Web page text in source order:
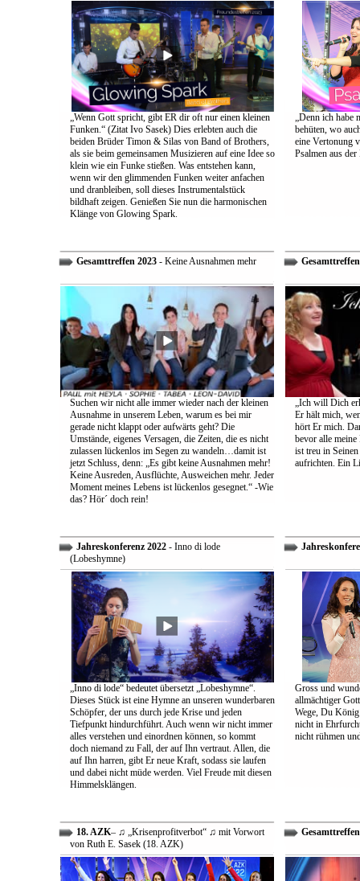
„Wenn Gott spricht, gibt ER dir oft nur einen kleinen
Funken.“ (Zitat Ivo Sasek) Dies erlebten auch die
beiden Brüder Timon & Silas von Band of Brothers,
als sie beim gemeinsamen Musizieren auf eine Idee so
klein wie ein Funke stießen. Was entstehen kann,
wenn wir den glimmenden Funken weiter anfachen
und dranbleiben, soll dieses Instrumentalstück
bildhaft zeigen. Genießen Sie nun die harmonischen
Klänge von Glowing Spark.
„Denn ich habe
behüten, wo
eine Vertonung
Psalmen aus
Gesamttreffen 2023- Keine Ausnahmen mehr
Suchen wir nicht alle immer wieder nach der kleinen
Ausnahme in unserem Leben, warum es bei mir
gerade nicht klappt oder aufwärts geht? Die
Umstände, eigenes Versagen, die Zeiten, die es nicht
zulassen lückenlos im Segen zu wandeln…damit ist
jetzt Schluss, denn: „Es gibt keine Ausnahmen mehr!
Keine Ausreden, Ausflüchte, Ausweichen mehr. Jeder
Moment meines Lebens ist lückenlos gesegnet.“ -Wie
das? Hör´ doch rein!
„Ich will Dich
Er hält mich,
hört Er mich.
bevor alle
ist treu in
aufrichten. Ein
Jahreskonferenz 2022- Inno di lode
(Lobeshymne)
„Inno di lode“ bedeutet übersetzt „Lobeshymne“.
Dieses Stück ist eine Hymne an unseren wunderbaren
Schöpfer, der uns durch jede Krise und jeden
Tiefpunkt hindurchführt. Auch wenn wir nicht immer
alles verstehen und einordnen können, so kommt
doch niemand zu Fall, der auf Ihn vertraut. Allen, die
auf Ihn harren, gibt Er neue Kraft, sodass sie laufen
und dabei nicht müde werden. Viel Freude mit diesen
Himmelsklängen.
Gross und
allmächtiger
Wege, Du
nicht in
nicht rühmen
18. AZK– ♫ „Krisenprofitverbot“ ♫ mit Vorwort
von Ruth E. Sasek (18. AZK)